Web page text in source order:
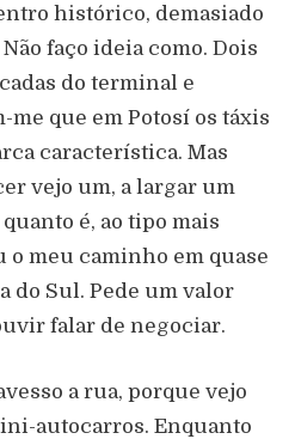
histórico, demasiado
faço ideia como. Dois
do terminal e
que em Potosí os táxis
característica. Mas
vejo um, a largar um
é, ao tipo mais
meu caminho em quase
do Sul. Pede um valor
falar de negociar.
a rua, porque vejo
autocarros. Enquanto